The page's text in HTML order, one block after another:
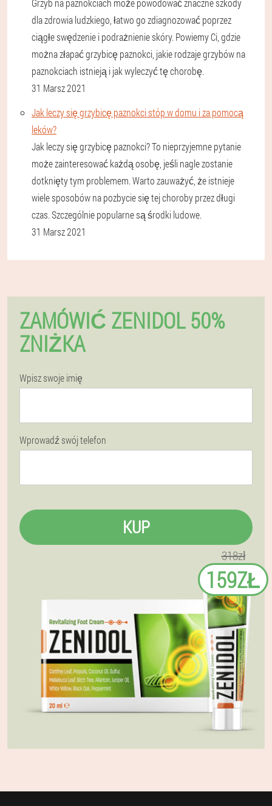
Grzyb na paznokciach może powodować znaczne szkody
dla zdrowia ludzkiego, łatwo go zdiagnozować poprzez
ciągłe swędzenie i podrażnienie skóry. Powiemy Ci, gdzie
można złapać grzybicę paznokci, jakie rodzaje grzybów na
paznokciach istnieją i jak wyleczyć tę chorobę.
31 Marsz 2021
Jak leczy się grzybicę paznokci stóp w domu i za pomocą
leków?
Jak leczy się grzybicę paznokci? To nieprzyjemne pytanie
może zainteresować każdą osobę, jeśli nagle zostanie
dotknięty tym problemem. Warto zauważyć, że istnieje
wiele sposobów na pozbycie się tej choroby przez długi
czas. Szczególnie popularne są środki ludowe.
31 Marsz 2021
ZAMÓWIĆ ZENIDOL 50%
ZNIŻKA
Wpisz swoje imię
Wprowadź swój telefon
KUP
318zł
159ZŁ